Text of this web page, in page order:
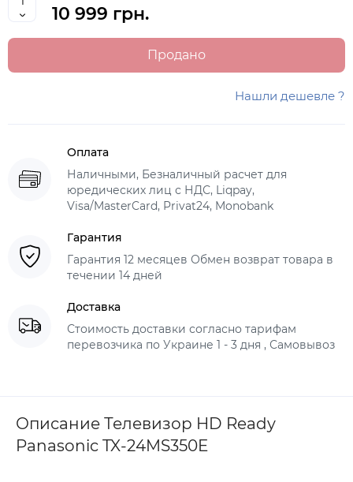
10 999 грн.
Продано
Нашли дешевле ?
Оплата
Наличными, Безналичный расчет для
юредических лиц с НДС, Liqpay,
Visa/MasterCard, Privat24, Monobank
Гарантия
Гарантия 12 месяцев Обмен возврат товара в
течении 14 дней
Доставка
Стоимость доставки согласно тарифам
перевозчика по Украине 1 - 3 дня , Самовывоз
Описание Телевизор HD Ready
Panasonic TX-24MS350E